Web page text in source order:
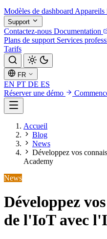
Modèles de dashboard Appareils
Support
Contactez-nous Documentation
Plans de support Services
Tarifs
FR
EN PT DE ES
Réserver une démo
Accueil
Blog
News
Développez vos
Academy
News
Développez
de l'IoT avec